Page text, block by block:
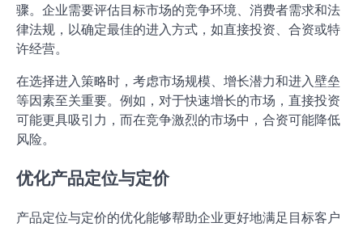
骤。企业需要评估目标市场的竞争环境、消费者需求和法
律法规，以确定最佳的进入方式，如直接投资、合资或特
许经营。
在选择进入策略时，考虑市场规模、增长潜力和进入壁垒
等因素至关重要。例如，对于快速增长的市场，直接投资
可能更具吸引力，而在竞争激烈的市场中，合资可能降低
风险。
优化产品定位与定价
产品定位与定价的优化能够帮助企业更好地满足目标客户